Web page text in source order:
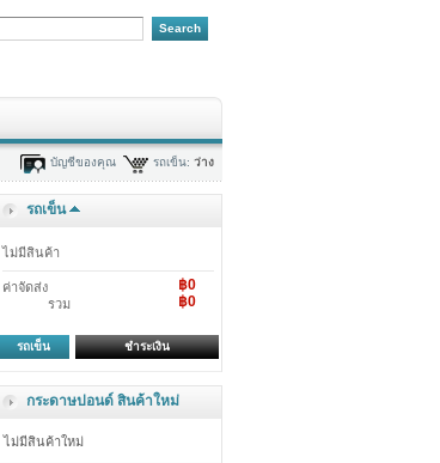
รถเข็น: ว่าง
บัญชีของคุณ
รถเข็น
ไม่มีสินค้า
ค่าจัดส่ง ฿0
รวม ฿0
รถเข็น ชำระเงิน
กระดาษปอนด์ สินค้าใหม่
ไม่มีสินค้าใหม่